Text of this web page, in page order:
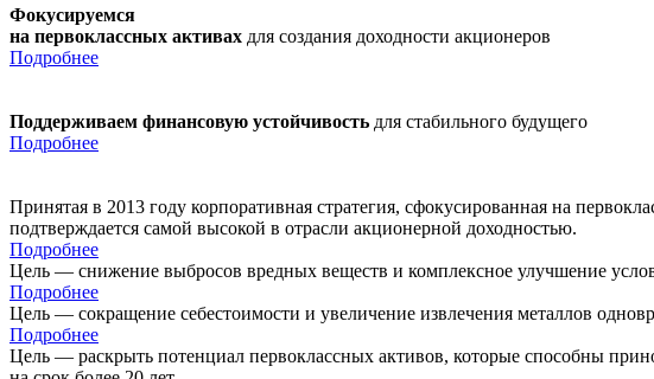
Фокусируемся
на первоклассных активах для создания доходности акционеров
Подробнее
Поддерживаем финансовую устойчивость для стабильного будущего
Подробнее
Принятая в 2013 году корпоративная стратегия, сфокусированная на
подтверждается самой высокой в отрасли акционерной доходностью.
Подробнее
Цель — снижение выбросов вредных веществ и комплексное улучшение
Подробнее
Цель — сокращение себестоимости и увеличение извлечения металлов
Подробнее
Цель — раскрыть потенциал первоклассных активов, которые способны